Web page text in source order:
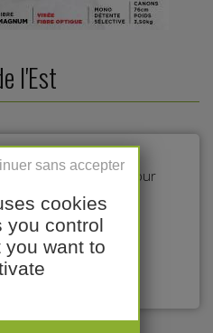
l'Est
cette catégorie pour
une annonce !
cookies
you control
you want to